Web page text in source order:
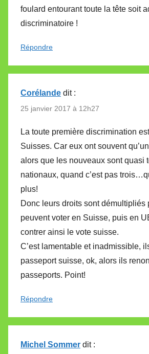
foulard entourant toute la tête soit
discriminatoire !
Répondre
Corélande dit :
25 janvier 2017 à 12h27
La toute première discrimination
Suisses. Car eux ont souvent
alors que les nouveaux sont quasi
nationaux, quand c’est pas
plus!
Donc leurs droits sont démultipliés
peuvent voter en Suisse, puis en
contrer ainsi le vote suisse.
C’est lamentable et inadmissible,
passeport suisse, ok, alors ils
passeports. Point!
Répondre
Michel Sommer dit :